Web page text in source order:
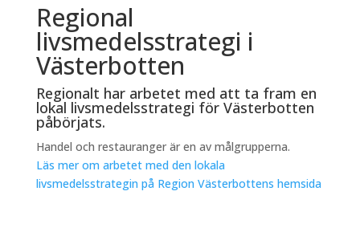
Regional
livsmedelsstrategi i
Västerbotten
Regionalt har arbetet med att ta fram en
lokal livsmedelsstrategi för Västerbotten
påbörjats.
Handel och restauranger är en av målgrupperna.
Läs mer om arbetet med den lokala
livsmedelsstrategin på Region Västerbottens hemsida